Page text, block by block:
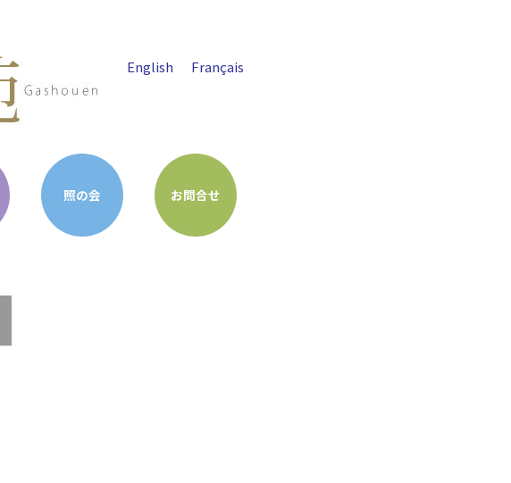
English Français
照の会 お問合せ